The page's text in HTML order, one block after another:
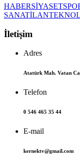
HABERSİYASET
SANATİLAN
İletişim
Adres
Atatürk Mah. Vatan
Telefon
0 546 465 35 44
E-mail
kernektv@gmail.com